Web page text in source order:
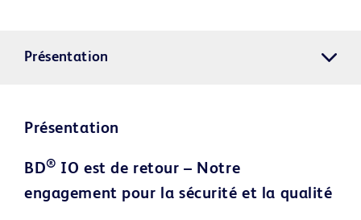
Présentation
Présentation
BD® IO est de retour – Notre
engagement pour la sécurité et la qualité